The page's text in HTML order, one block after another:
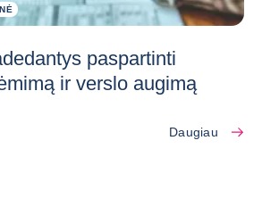
paspartinti
ir verslo augimą
Daugiau